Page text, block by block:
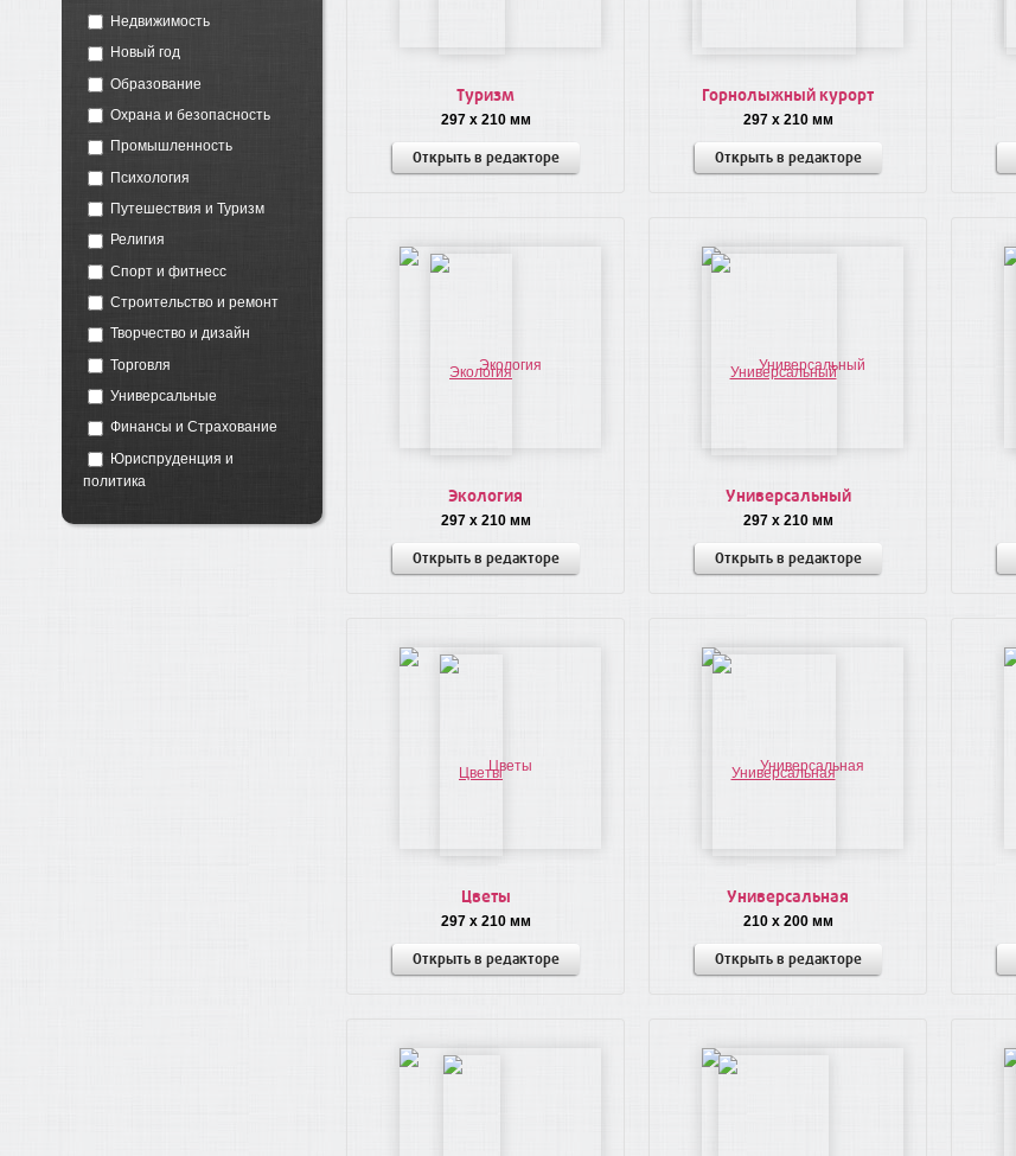
Недвижимость
Новый год
Образование
Охрана и безопасность
Промышленность
Психология
Путешествия и Туризм
Религия
Спорт и фитнесс
Строительство и ремонт
Творчество и дизайн
Торговля
Универсальные
Финансы и Страхование
Юриспруденция и
политика
Туризм
297 x 210 мм
Открыть в редакторе
Горнолыжный курорт
297 x 210 мм
Открыть в редакторе
Экология
297 x 210 мм
Открыть в редакторе
Универсальный
297 x 210 мм
Открыть в редакторе
Цветы
297 x 210 мм
Открыть в редакторе
Универсальная
210 x 200 мм
Открыть в редакторе